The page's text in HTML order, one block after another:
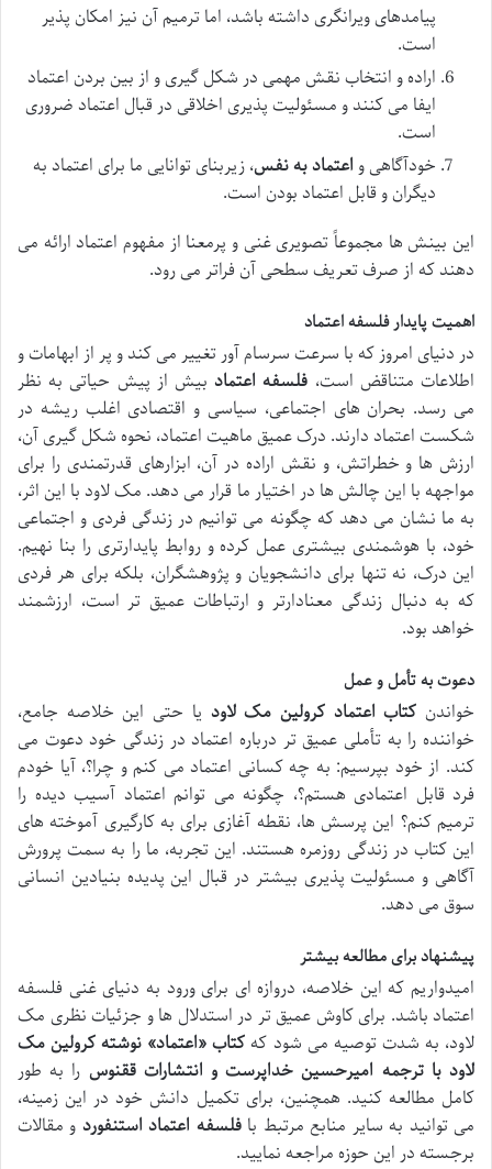
پیامدهای ویرانگری داشته باشد، اما ترمیم آن نیز امکان پذیر
است.
اراده و انتخاب نقش مهمی در شکل گیری و از بین بردن اعتماد
ایفا می کنند و مسئولیت پذیری اخلاقی در قبال اعتماد ضروری
است.
خودآگاهی و اعتماد به نفس، زیربنای توانایی ما برای اعتماد به
دیگران و قابل اعتماد بودن است.
این بینش ها مجموعاً تصویری غنی و پرمعنا از مفهوم اعتماد ارائه می
دهند که از صرف تعریف سطحی آن فراتر می رود.
اهمیت پایدار فلسفه اعتماد
در دنیای امروز که با سرعت سرسام آور تغییر می کند و پر از ابهامات و
اطلاعات متناقض است، فلسفه اعتمادبیش از پیش حیاتی به نظر
می رسد. بحران های اجتماعی، سیاسی و اقتصادی اغلب ریشه در
شکست اعتماد دارند. درک عمیق ماهیت اعتماد، نحوه شکل گیری آن،
ارزش ها و خطراتش، و نقش اراده در آن، ابزارهای قدرتمندی را برای
مواجهه با این چالش ها در اختیار ما قرار می دهد. مک لاود با این اثر،
به ما نشان می دهد که چگونه می توانیم در زندگی فردی و اجتماعی
خود، با هوشمندی بیشتری عمل کرده و روابط پایدارتری را بنا نهیم.
این درک، نه تنها برای دانشجویان و پژوهشگران، بلکه برای هر فردی
که به دنبال زندگی معنادارتر و ارتباطات عمیق تر است، ارزشمند
خواهد بود.
دعوت به تأمل و عمل
خواندن کتاب اعتماد کرولین مک لاود یا حتی این خلاصه جامع،
خواننده را به تأملی عمیق تر درباره اعتماد در زندگی خود دعوت می
کند. از خود بپرسیم: به چه کسانی اعتماد می کنم و چرا؟، آیا خودم
فرد قابل اعتمادی هستم؟، چگونه می توانم اعتماد آسیب دیده را
ترمیم کنم؟ این پرسش ها، نقطه آغازی برای به کارگیری آموخته های
این کتاب در زندگی روزمره هستند. این تجربه، ما را به سمت پرورش
آگاهی و مسئولیت پذیری بیشتر در قبال این پدیده بنیادین انسانی
سوق می دهد.
پیشنهاد برای مطالعه بیشتر
امیدواریم که این خلاصه، دروازه ای برای ورود به دنیای غنی فلسفه
اعتماد باشد. برای کاوش عمیق تر در استدلال ها و جزئیات نظری مک
لاود، به شدت توصیه می شود کهکتاب «اعتماد» نوشته کرولین مک
لاود با ترجمه امیرحسین خداپرست و انتشارات ققنوس را به طور
کامل مطالعه کنید. همچنین، برای تکمیل دانش خود در این زمینه،
می توانید به سایر منابع مرتبط بافلسفه اعتماد استنفورد و مقالات
برجسته در این حوزه مراجعه نمایید.